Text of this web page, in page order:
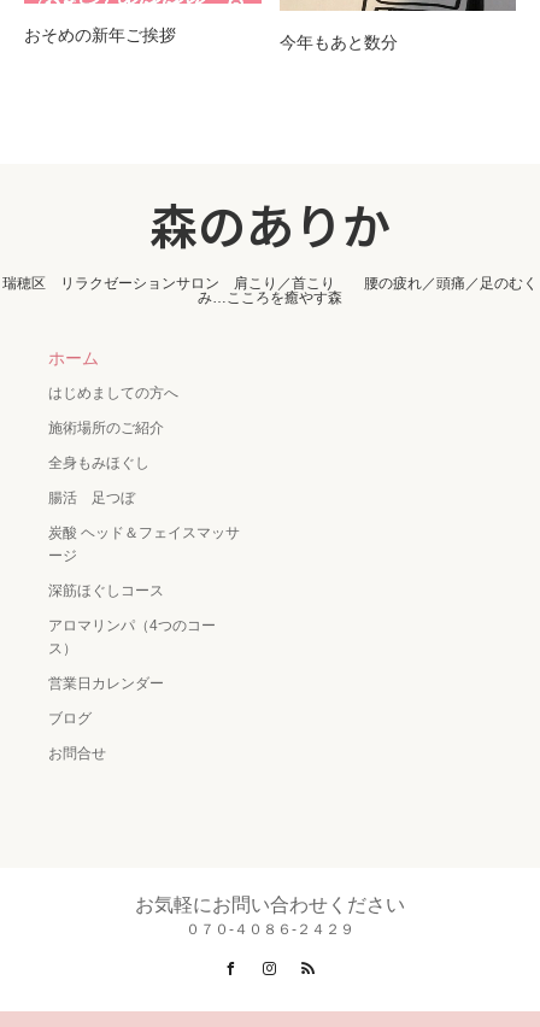
おそめの新年ご挨拶 今年もあと数分
森のありか
瑞穂区 リラクゼーションサロン 肩こり／首こり 腰の疲れ／頭痛／足のむく
み…こころを癒やす森
ホーム
はじめましての方へ
施術場所のご紹介
全身もみほぐし
腸活 足つぼ
炭酸 ヘッド＆フェイスマッサ
ージ
深筋ほぐしコース
アロマリンパ（4つのコー
ス）
営業日カレンダー
ブログ
お問合せ
お気軽にお問い合わせください
０７０-４０８６-２４２９
FacebookInstagram